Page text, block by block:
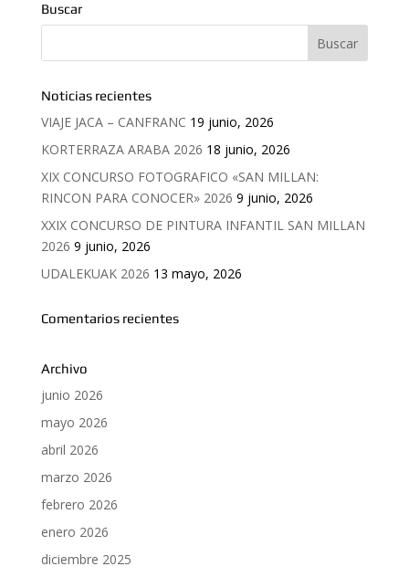
Buscar
Noticias recientes
VIAJE JACA – CANFRANC 19 junio, 2026
KORTERRAZA ARABA 2026 18 junio, 2026
XIX CONCURSO FOTOGRAFICO «SAN MILLAN:
RINCON PARA CONOCER» 2026 9 junio, 2026
XXIX CONCURSO DE PINTURA INFANTIL SAN MILLAN
2026 9 junio, 2026
UDALEKUAK 2026 13 mayo, 2026
Comentarios recientes
Archivo
junio 2026
mayo 2026
abril 2026
marzo 2026
febrero 2026
enero 2026
diciembre 2025